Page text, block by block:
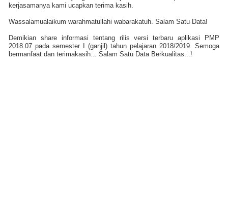
kerjasamanya kami ucapkan terima kasih.
Wassalamualaikum warahmatullahi wabarakatuh. Salam Satu Data!
Demikian share informasi tentang rilis versi terbaru aplikasi PMP
2018.07 pada semester I (ganjil) tahun pelajaran 2018/2019. Semoga
bermanfaat dan terimakasih... Salam Satu Data Berkualitas...!